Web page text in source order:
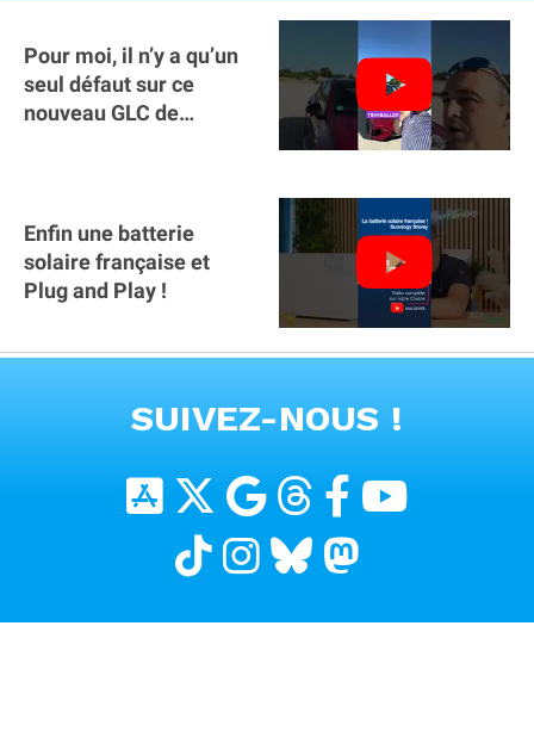
Pour moi, il n’y a qu’un
seul défaut sur ce
nouveau GLC de
Enfin une batterie
solaire française et
Plug and Play !
SUIVEZ-NOUS !